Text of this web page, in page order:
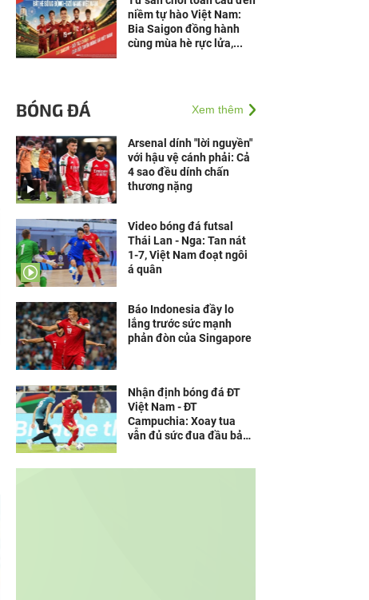
niềm tự hào Việt Nam:
Bia Saigon đồng hành
cùng mùa hè rực lửa,...
BÓNG ĐÁ Xem thêm
Arsenal dính "lời nguyền"
với hậu vệ cánh phải: Cả
4 sao đều dính chấn
thương nặng
Video bóng đá futsal
Thái Lan - Nga: Tan nát
1-7, Việt Nam đoạt ngôi
á quân
Báo Indonesia đầy lo
lắng trước sức mạnh
phản đòn của Singapore
Nhận định bóng đá ĐT
Việt Nam - ĐT
Campuchia: Xoay tua
vẫn đủ sức đua đầu bảng